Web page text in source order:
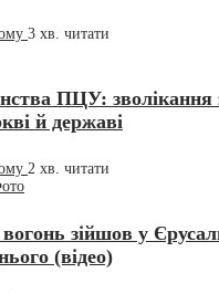
3 хв. читати
ПЦУ: зволікання
й державі
2 хв. читати
зійшов у
(відео)